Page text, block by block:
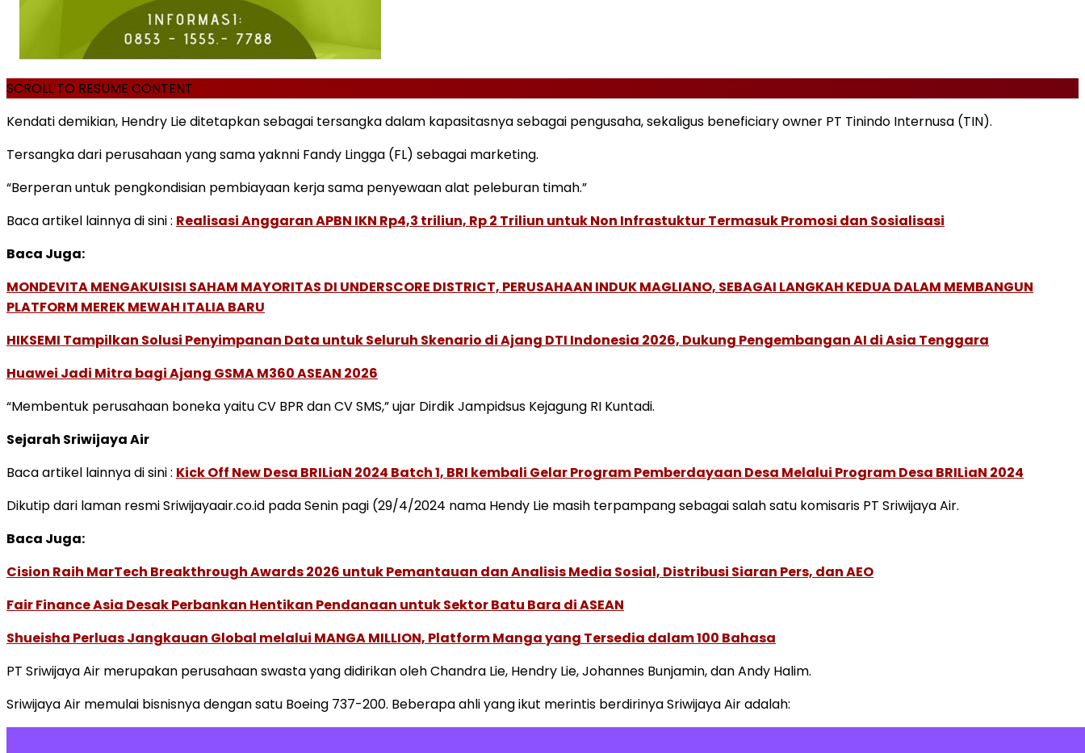
SCROLL TO RESUME CONTENT
Kendati demikian, Hendry Lie ditetapkan sebagai tersangka dalam kapasitasnya sebagai pengusaha, sekaligus beneficiary owner PT Tinindo Internusa (TIN).
Tersangka dari perusahaan yang sama yaknni Fandy Lingga (FL) sebagai marketing.
“Berperan untuk pengkondisian pembiayaan kerja sama penyewaan alat peleburan timah.”
Baca artikel lainnya di sini : Realisasi Anggaran APBN IKN Rp4,3 triliun, Rp 2 Triliun untuk Non Infrastuktur Termasuk Promosi dan Sosialisasi
Baca Juga:
MONDEVITA MENGAKUISISI SAHAM MAYORITAS DI UNDERSCORE DISTRICT, PERUSAHAAN INDUK MAGLIANO, SEBAGAI LANGKAH KEDUA DALAM MEMBANGUN
PLATFORM MEREK MEWAH ITALIA BARU
HIKSEMI Tampilkan Solusi Penyimpanan Data untuk Seluruh Skenario di Ajang DTI Indonesia 2026, Dukung Pengembangan AI di Asia Tenggara
Huawei Jadi Mitra bagi Ajang GSMA M360 ASEAN 2026
“Membentuk perusahaan boneka yaitu CV BPR dan CV SMS,” ujar Dirdik Jampidsus Kejagung RI Kuntadi.
Sejarah Sriwijaya Air
Baca artikel lainnya di sini : Kick Off New Desa BRILiaN 2024 Batch 1, BRI kembali Gelar Program Pemberdayaan Desa Melalui Program Desa BRILiaN 2024
Dikutip dari laman resmi Sriwijayaair.co.id pada Senin pagi (29/4/2024 nama Hendy Lie masih terpampang sebagai salah satu komisaris PT Sriwijaya Air.
Baca Juga:
Cision Raih MarTech Breakthrough Awards 2026 untuk Pemantauan dan Analisis Media Sosial, Distribusi Siaran Pers, dan AEO
Fair Finance Asia Desak Perbankan Hentikan Pendanaan untuk Sektor Batu Bara di ASEAN
Shueisha Perluas Jangkauan Global melalui MANGA MILLION, Platform Manga yang Tersedia dalam 100 Bahasa
PT Sriwijaya Air merupakan perusahaan swasta yang didirikan oleh Chandra Lie, Hendry Lie, Johannes Bunjamin, dan Andy Halim.
Sriwijaya Air memulai bisnisnya dengan satu Boeing 737-200. Beberapa ahli yang ikut merintis berdirinya Sriwijaya Air adalah: